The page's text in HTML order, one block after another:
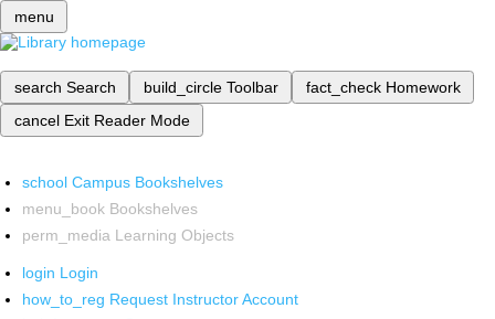
menu
search Search build_circle Toolbar fact_check Homework
cancel Exit Reader Mode
school Campus Bookshelves
menu_book Bookshelves
perm_media Learning Objects
login Login
how_to_reg Request Instructor Account